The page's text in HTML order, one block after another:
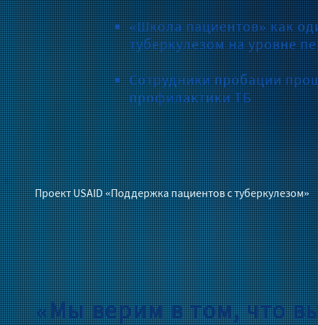
«Школа пациентов» как
туберкулезом на уровне
Сотрудники пробации
профилактики ТБ
Проект USAID «Поддержка пациентов с туберкулезом»
«Мы верим в том, что